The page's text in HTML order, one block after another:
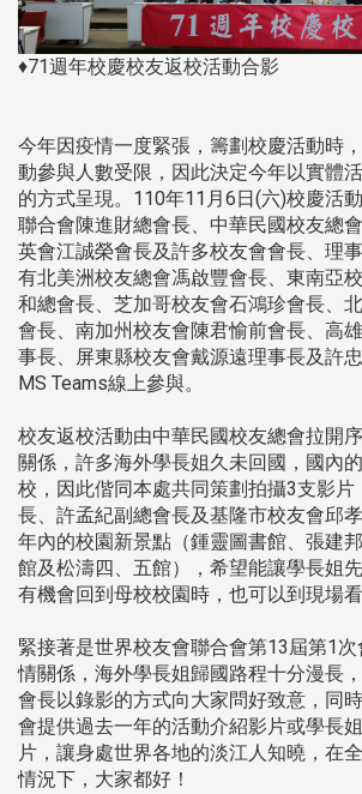
♦71週年校慶校友返校活動合影
今年因疫情一度緊張，籌劃校慶活動時
動參與人數受限，因此決定今年以實體
的方式呈現。110年11月6日(六)校慶活
聯合會陳進財總會長、中華民國校友總
英會江誠榮會長及許多校友會會長、理
有北美洲校友總會馮啟豐會長、東南亞
和總會長、芝加哥校友會石鴻珍會長、
會長、南加州校友會陳君愉前會長、高
事長、屏東縣校友會戴源遠理事長及許
MS Teams線上參與。
校友返校活動由中華民國校友總會拉開
關係，許多海外學長姐久未回國，國內
校，因此偕同本處共同策劃拍攝3支影片
長、許孟紀副總會長及基隆市校友會邱
年內的校園新景點（鍾靈圖書館、張建
館及松濤四、五館），希望能讓學長姐
有機會回到母校校園時，也可以到現場看
緊接著是世界校友會聯合會第13屆第1
情關係，海外學長姐歸國路程十分漫長
會長以錄影的方式向大家問好致意，同
會提供過去一年的活動介紹影片或學長
片，讓身處世界各地的淡江人知曉，在
情況下，大家都好！